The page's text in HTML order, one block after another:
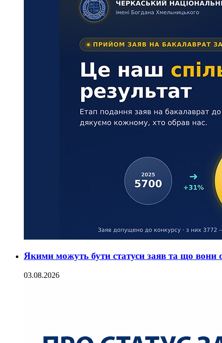
Якими можуть бути статуси заяв та що вони
03.08.2026